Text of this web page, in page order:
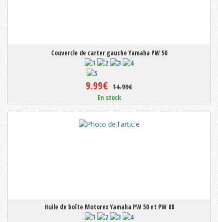
Couvercle de carter gauche Yamaha PW 50
9.99€ 14.99€
En stock
Huile de boîte Motorex Yamaha PW 50 et PW 80